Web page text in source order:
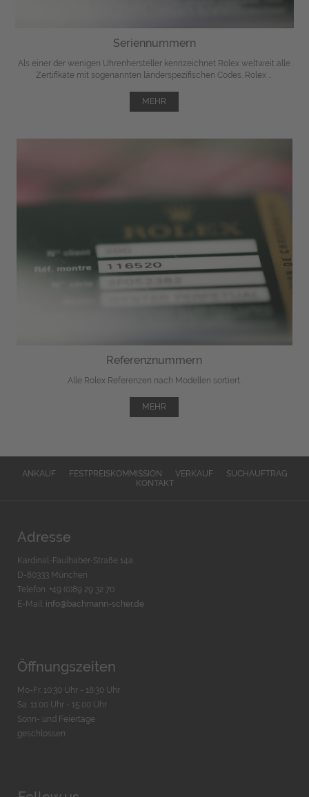
Seriennummern
Als einer der wenigen Uhrenhersteller kennzeichnet Rolex weltweit alle
Zertifikate mit sogenannten länderspezifischen Codes. Rolex ...
MEHR
Referenznummern
Alle Rolex Referenzen nach Modellen sortiert.
MEHR
ANKAUF FESTPREISKOMMISSION VERKAUF
SUCHAUFTRAG
KONTAKT
Adresse
Kardinal-Faulhaber-Straße 14a
D-80333 München
Telefon: +49 (0)89 29 32 70
E-Mail: info@bachmann-scher.de
Öffnungszeiten
Mo-Fr. 10:30 Uhr - 18:30 Uhr
Sa. 11:00 Uhr - 15.00 Uhr
Sonn- und Feiertage
geschlossen